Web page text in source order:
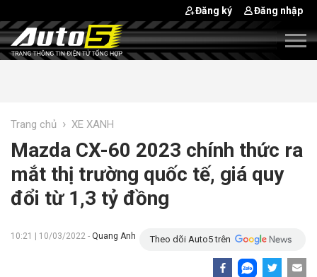
Đăng ký Đăng nhập
Trang chủ › XE XANH
Mazda CX-60 2023 chính thức ra
mắt thị trường quốc tế, giá quy
đổi từ 1,3 tỷ đồng
10:21 | 10/03/2022 - Quang Anh Theo dõi Auto5 trên